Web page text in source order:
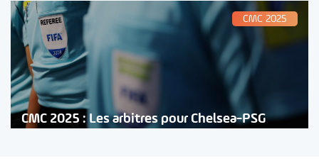
CMC 2025
CMC 2025 : Les arbitres pour Chelsea-PSG